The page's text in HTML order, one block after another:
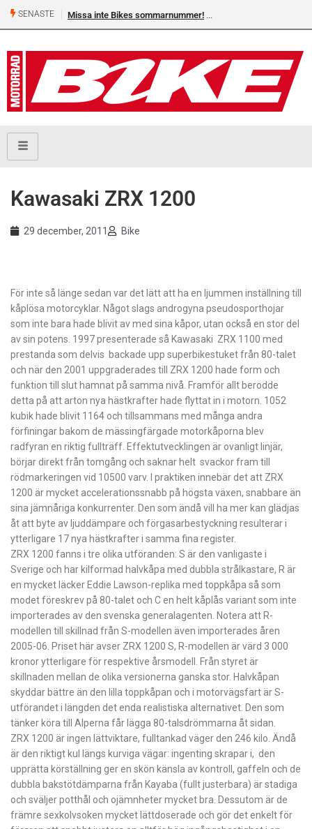
SENASTE Missa inte Bikes sommarnummer!
Kawasaki ZRX 1200
29 december, 2011 Bike
För inte så länge sedan var det lätt att ha en ljummen inställning till
kåplösa motorcyklar. Något slags androgyna pseudosporthojar
som inte bara hade blivit av med sina kåpor, utan också en stor del
av sin potens. 1997 presenterade så Kawasaki ZRX 1100 med
prestanda som delvis backade upp superbikestuket från 80-talet
och när den 2001 uppgraderades till ZRX 1200 hade form och
funktion till slut hamnat på samma nivå. Framför allt berodde
detta på att arton nya hästkrafter hade flyttat in i motorn. 1052
kubik hade blivit 1164 och tillsammans med många andra
förfiningar bakom de mässingfärgade motorkåporna blev
radfyran en riktig fullträff. Effektutvecklingen är ovanligt linjär,
börjar direkt från tomgång och saknar helt svackor fram till
rödmarkeringen vid 10500 varv. I praktiken innebär det att ZRX
1200 är mycket accelerationssnabb på högsta växen, snabbare än
sina jämnåriga konkurrenter. Den som ändå vill ha mer kan glädjas
åt att byte av ljuddämpare och förgasarbestyckning resulterar i
ytterligare 17 nya hästkrafter i samma fina register.
ZRX 1200 fanns i tre olika utföranden: S är den vanligaste i
Sverige och har kilformad halvkåpa med dubbla strålkastare, R är
en mycket läcker Eddie Lawson-replika med toppkåpa så som
modet föreskrev på 80-talet och C en helt kåplås variant som inte
importerades av den svenska generalagenten. Notera att R-
modellen till skillnad från S-modellen även importerades åren
2005-06. Priset här avser ZRX 1200 S, R-modellen är värd 3 000
kronor ytterligare för respektive årsmodell. Från styret är
skillnaden mellan de olika versionerna ganska stor. Halvkåpan
skyddar bättre än den lilla toppkåpan och i motorvägsfart är S-
utförandet i längden det enda realistiska alternativet. Den som
tänker köra till Alperna får lägga 80-talsdrömmarna åt sidan.
ZRX 1200 är ingen lättviktare, fulltankad väger den 246 kilo. Ändå
är den riktigt kul längs kurviga vägar: ingenting skrapar i, den
upprätta körställning ger en skön känsla av kontroll, gaffeln och de
dubbla bakstötdämparna från Kayaba (fullt justerbara) är stadiga
och sväljer potthål och ojämnheter mycket bra. Dessutom är de
främre sexkolvsoken mycket lättdoserade och gör det enkelt för